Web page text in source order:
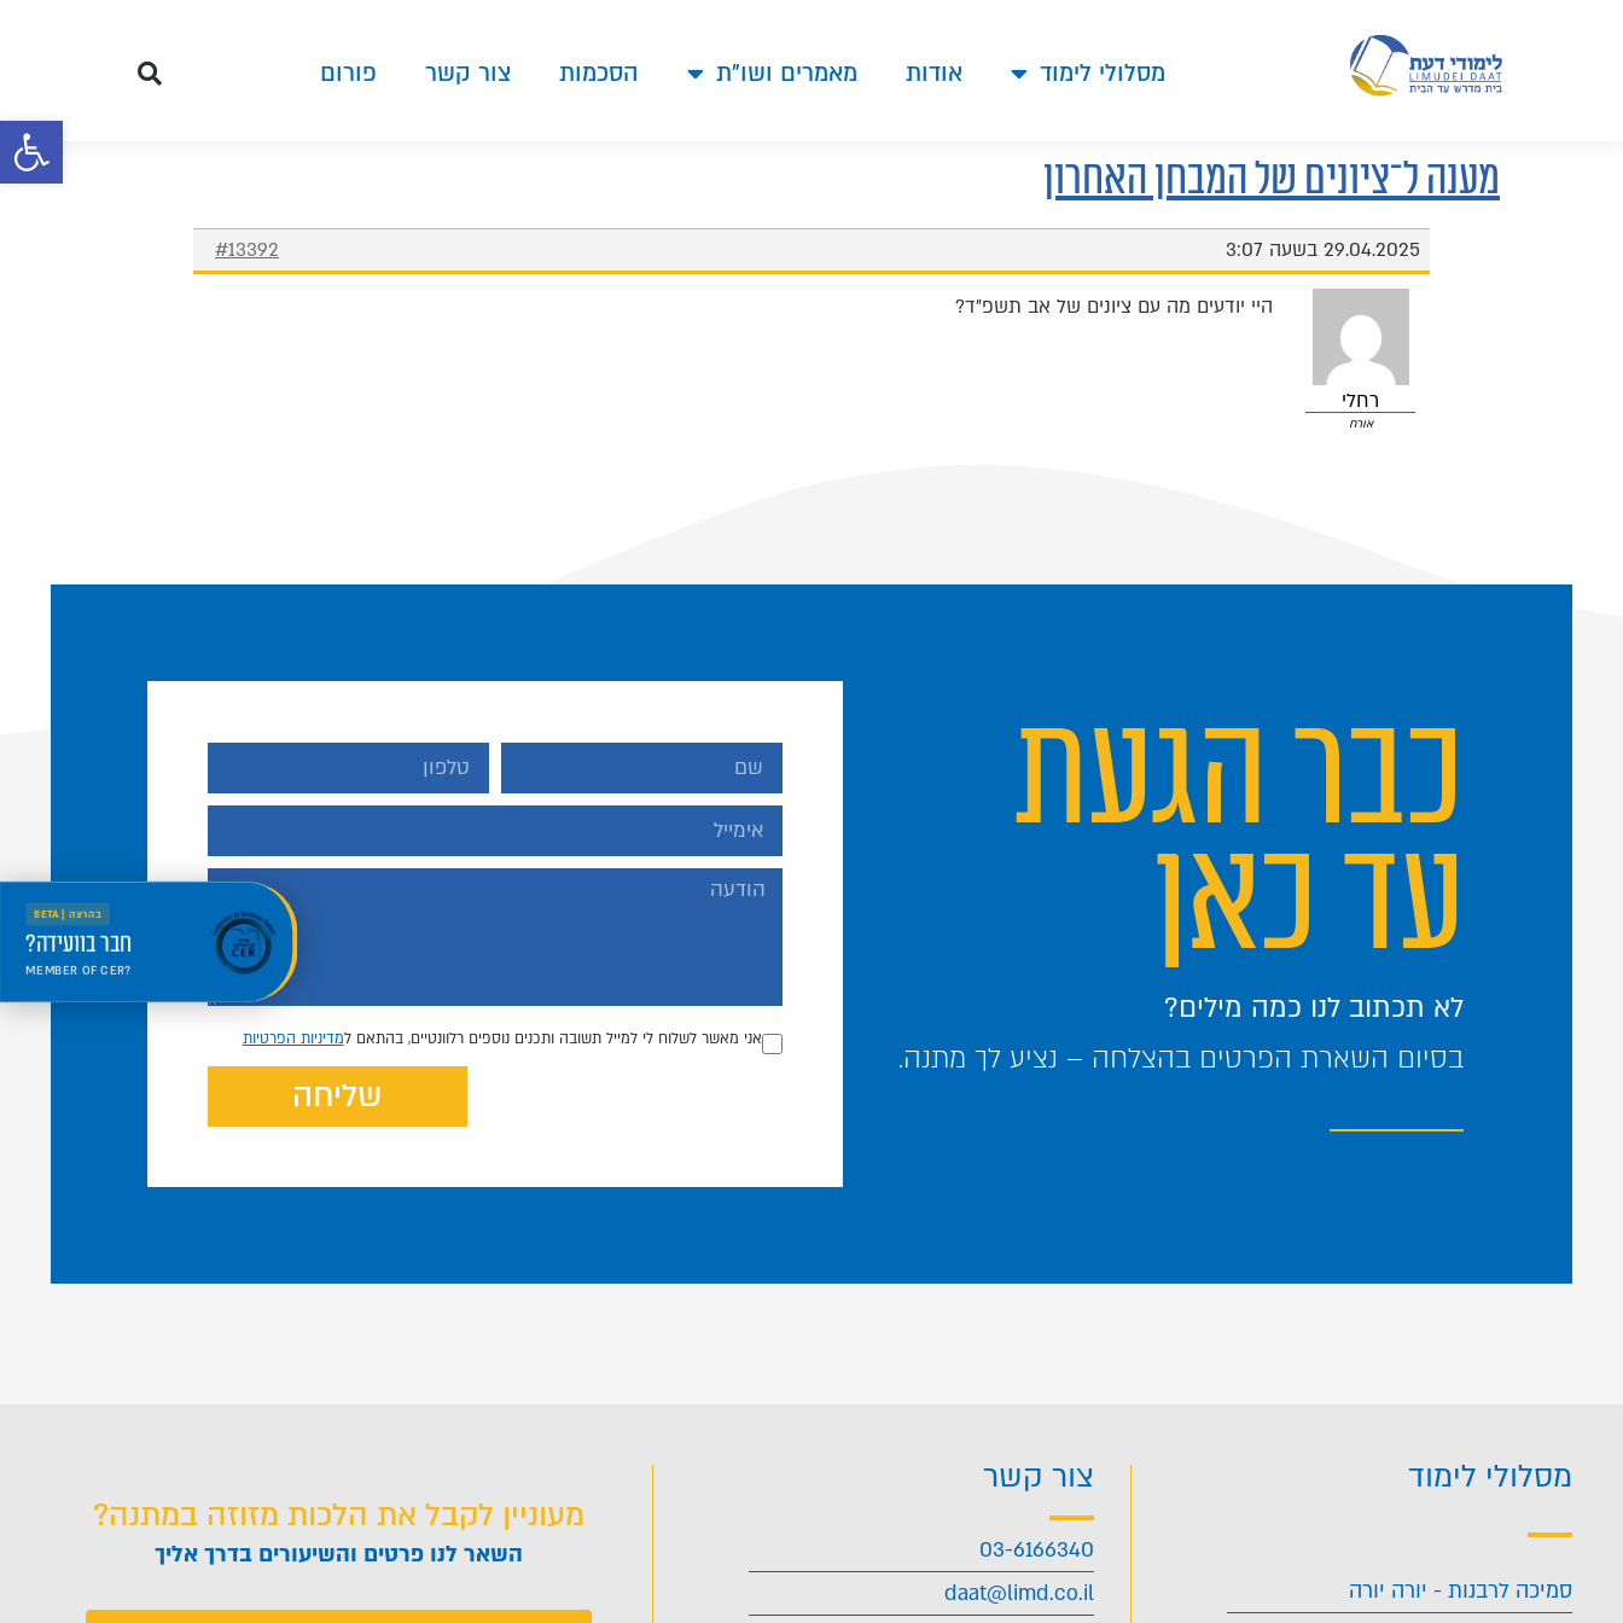
פתח
מסלולי לימוד אודות מאמרים ושו"ת הסכמות צור קשר פורום
מענה ל־ציונים של המבחן האחרון
29.04.2025 בשעה 3:07 #13392
רחלי
אורח
היי יודעים מה עם ציונים של אב תשפ"ד?
כבר הגעת
עד כאן
לא תכתוב לנו כמה מילים?
בסיום השארת הפרטים בהצלחה – נציע לך מתנה.
אני מאשר לשלוח לי למייל תשובה ותכנים נוספים רלוונטיים, בהתאם למדיניות הפרטיות
שליחה
מסלולי לימוד
סמיכה לרבנות - יורה יורה
צור קשר
03-6166340
daat@limd.co.il
מעוניין לקבל את הלכות מזוזה במתנה?
השאר לנו פרטים והשיעורים בדרך אליך
בהרצה | BETA
חבר בוועידה?
MEMBER OF CER?
Welcome to the new portal